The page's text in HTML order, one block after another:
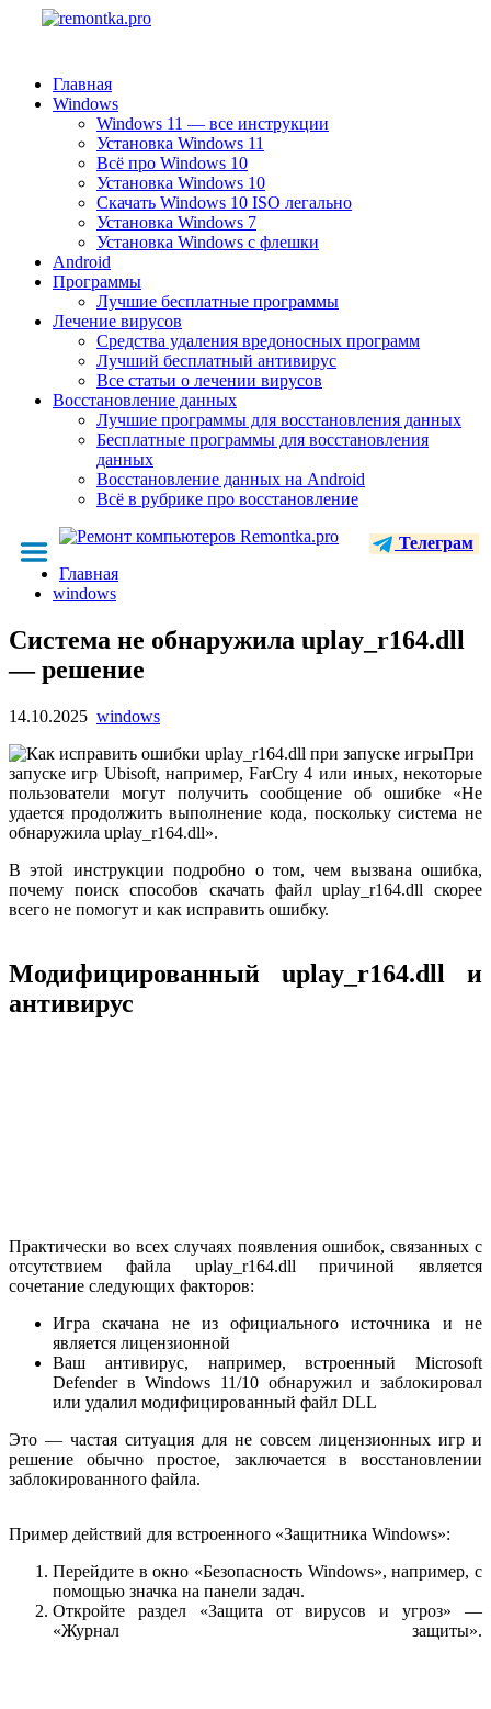
Главная
Windows
Windows 11 — все инструкции
Установка Windows 11
Всё про Windows 10
Установка Windows 10
Скачать Windows 10 ISO легально
Установка Windows 7
Установка Windows с флешки
Android
Программы
Лучшие бесплатные программы
Лечение вирусов
Средства удаления вредоносных программ
Лучший бесплатный антивирус
Все статьи о лечении вирусов
Восстановление данных
Лучшие программы для восстановления данных
Бесплатные программы для восстановления
данных
Восстановление данных на Android
Всё в рубрике про восстановление
Телеграм
Главная
windows
Система не обнаружила uplay_r164.dll
— решение
14.10.2025 windows
При
запуске игр Ubisoft, например, FarCry 4 или иных, некоторые
пользователи могут получить сообщение об ошибке «Не
удается продолжить выполнение кода, поскольку система не
обнаружила uplay_r164.dll».
В этой инструкции подробно о том, чем вызвана ошибка,
почему поиск способов скачать файл uplay_r164.dll скорее
всего не помогут и как исправить ошибку.
Модифицированный uplay_r164.dll и
антивирус
Практически во всех случаях появления ошибок, связанных с
отсутствием файла uplay_r164.dll причиной является
сочетание следующих факторов:
Игра скачана не из официального источника и не
является лицензионной
Ваш антивирус, например, встроенный Microsoft
Defender в Windows 11/10 обнаружил и заблокировал
или удалил модифицированный файл DLL
Это — частая ситуация для не совсем лицензионных игр и
решение обычно простое, заключается в восстановлении
заблокированного файла.
Пример действий для встроенного «Защитника Windows»:
Перейдите в окно «Безопасность Windows», например, с
помощью значка на панели задач.
Откройте раздел «Защита от вирусов и угроз» —
«Журнал защиты».